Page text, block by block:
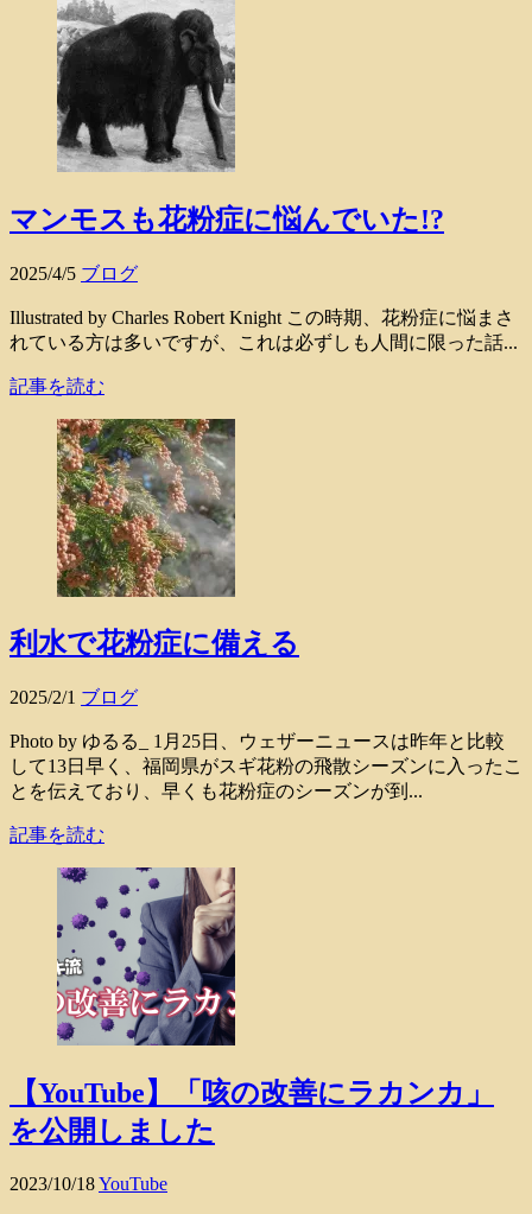
マンモスも花粉症に悩んでいた!?
2025/4/5 ブログ
Illustrated by Charles Robert Knight この時期、花粉症に悩まさ
れている方は多いですが、これは必ずしも人間に限った話...
記事を読む
利水で花粉症に備える
2025/2/1 ブログ
Photo by ゆるる_ 1月25日、ウェザーニュースは昨年と比較
して13日早く、福岡県がスギ花粉の飛散シーズンに入ったこ
とを伝えており、早くも花粉症のシーズンが到...
記事を読む
【YouTube】「咳の改善にラカンカ」
を公開しました
2023/10/18YouTube